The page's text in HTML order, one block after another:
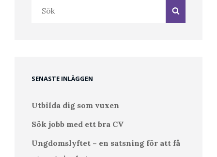
SENASTE INLÄGGEN
Utbilda dig som vuxen
Sök jobb med ett bra CV
Ungdomslyftet – en satsning för att få